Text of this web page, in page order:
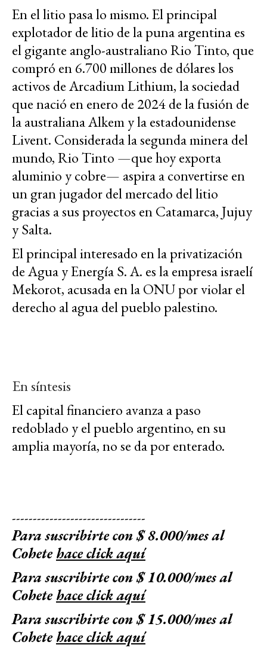
En el litio pasa lo mismo. El principal
explotador de litio de la puna argentina es
el gigante anglo-australiano Rio Tinto, que
compró en 6.700 millones de dólares los
activos de Arcadium Lithium, la sociedad
que nació en enero de 2024 de la fusión de
la australiana Alkem y la estadounidense
Livent. Considerada la segunda minera del
mundo, Rio Tinto —que hoy exporta
aluminio y cobre— aspira a convertirse en
un gran jugador del mercado del litio
gracias a sus proyectos en Catamarca, Jujuy
y Salta.
El principal interesado en la privatización
de Agua y Energía S. A. es la empresa israelí
Mekorot, acusada en la ONU por violar el
derecho al agua del pueblo palestino.
En síntesis
El capital financiero avanza a paso
redoblado y el pueblo argentino, en su
amplia mayoría, no se da por enterado.
--------------------------------
Para suscribirte con $ 8.000/mes al
Cohetehace click aquí
Para suscribirte con $ 10.000/mes al
Cohetehace click aquí
Para suscribirte con $ 15.000/mes al
Cohetehace click aquí